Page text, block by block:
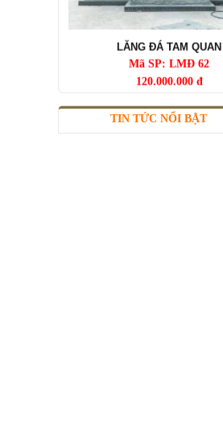
Mã SP: LMĐ 62
TIN TỨC NỔI BẬT